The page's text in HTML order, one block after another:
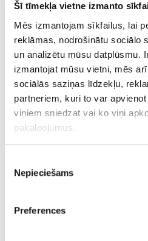
Šī tīmekļa vietne izmanto
Mēs izmantojam sīkfailus, lai
reklāmas, nodrošinātu sociālo
un analizētu mūsu datplūsmu.
izmantojat mūsu vietni, mēs
sociālās saziņas līdzekļu,
partneriem, kuri to var
viņiem sniedzat vai ko viņi
pakalpojumus.
izvēle
Nepieciešams
Preferences
Glass holder
Ask question